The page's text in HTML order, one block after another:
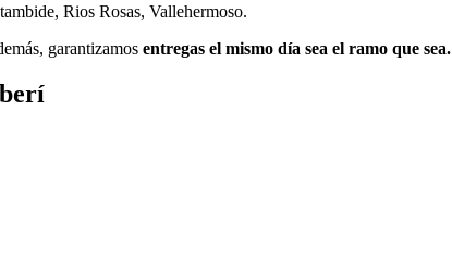
Rios Rosas, Vallehermoso.
garantizamos entregas el mismo día sea el ramo que sea.